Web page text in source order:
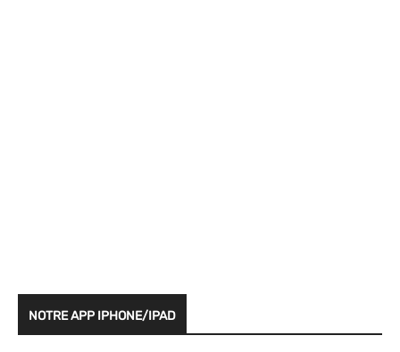
NOTRE APP IPHONE/IPAD